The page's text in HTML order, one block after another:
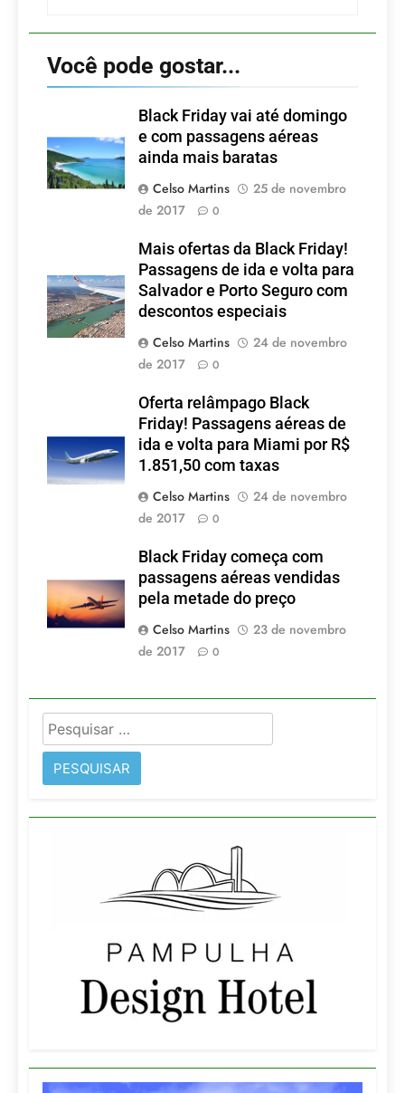
Você pode gostar...
Black Friday vai até domingo
e com passagens aéreas
ainda mais baratas
Celso Martins
25 de novembro
de 2017
0
Mais ofertas da Black Friday!
Passagens de ida e volta para
Salvador e Porto Seguro com
descontos especiais
Celso Martins
24 de novembro
de 2017
0
Oferta relâmpago Black
Friday! Passagens aéreas de
ida e volta para Miami por R$
1.851,50 com taxas
Celso Martins
24 de novembro
de 2017
0
Black Friday começa com
passagens aéreas vendidas
pela metade do preço
Celso Martins
23 de novembro
de 2017
0
Pesquisar
por: